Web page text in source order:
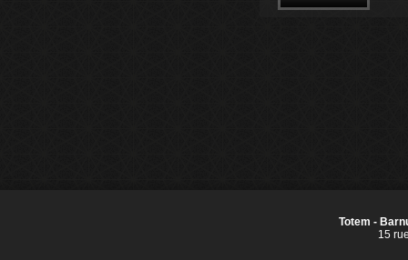
Totem -
15